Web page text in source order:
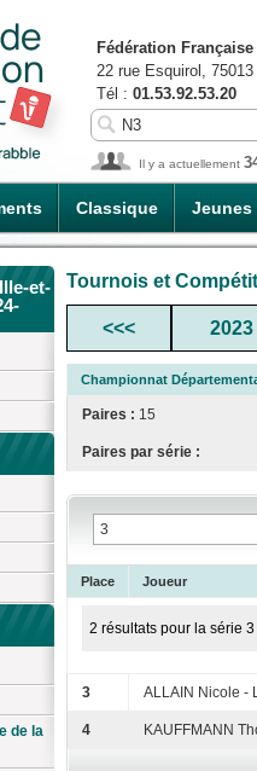
Classique Jeunes
Fédération
22 rue Esquirol,
Tél : 01.53.92.53.20
Il y a actuellement
et-
de la
Tournois et
<<< 2023
Championnat
Paires : 15
Paires par série :
Place Joueur
2 résultats pour la série 3
3 ALLAIN Nicole -
4 KAUFFMANN